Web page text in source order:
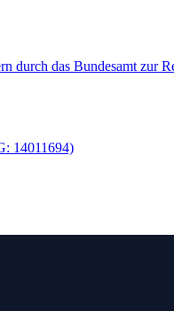
durch das Bundesamt zur
14011694)